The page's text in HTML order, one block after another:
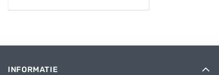
INFORMATIE